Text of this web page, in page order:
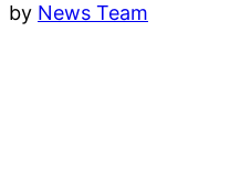
by News Team